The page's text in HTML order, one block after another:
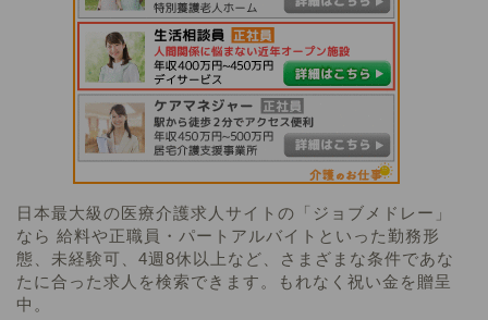
日本最大級の医療介護求人サイトの「ジョブメドレー」
なら 給料や正職員・パートアルバイトといった勤務形
態、未経験可、4週8休以上など、さまざまな条件であな
たに合った求人を検索できます。もれなく祝い金を贈呈
中。